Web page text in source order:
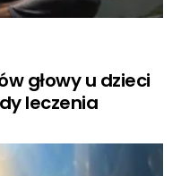
głowy u dzieci
leczenia